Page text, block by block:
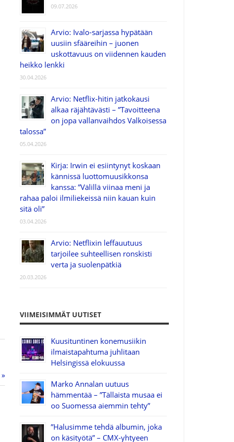
09.07.2026
Arvio: Ivalo-sarjassa hypätään
uusiin sfääreihin – juonen
uskottavuus on viidennen kauden
heikko lenkki
30.04.2026
Arvio: Netflix-hitin jatkokausi
alkaa räjähtävästi – ”Tavoitteena
on jopa vallanvaihdos Valkoisessa
talossa”
05.04.2026
Kirja: Irwin ei esiintynyt koskaan
kännissä luottomuusikkonsa
kanssa: ”Välillä viinaa meni ja
rahaa paloi ilmiliekeissä niin kauan kuin
sitä oli”
03.04.2026
Arvio: Netflixin leffauutuus
tarjoilee suhteellisen ronskisti
verta ja suolenpätkiä
20.03.2026
VIIMEISIMMÄT UUTISET
Kuusituntinen konemusiikin
ilmaistapahtuma juhlitaan
Helsingissä elokuussa
Marko Annalan uutuus
hämmentää – ”Tällaista musaa ei
oo Suomessa aiemmin tehty”
”Halusimme tehdä albumin, joka
on käsityötä” – CMX-yhtyeen